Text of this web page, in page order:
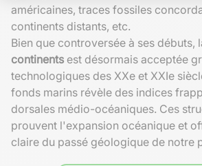
américaines, traces fossiles
continents distants, etc.
Bien que controversée à ses débuts,
continents est désormais acceptée
technologiques des XXe et XXIe
fonds marins révèle des indices
dorsales médio-océaniques. Ces
prouvent l'expansion océanique et
claire du passé géologique de notre